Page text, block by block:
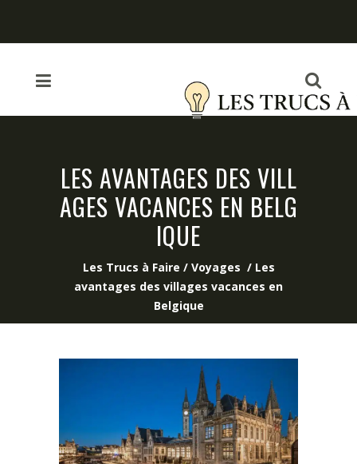
LES AVANTAGES DES VILL
AGES VACANCES EN BELG
IQUE
Les Trucs à Faire / Voyages / Les
avantages des villages vacances en
Belgique